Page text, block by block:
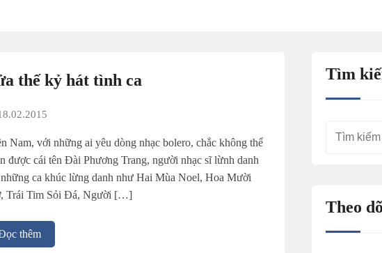
thế kỷ hát tình ca
Nam, với những ai yêu dòng nhạc bolero, chắc không thể
được cái tên Đài Phương Trang, người nhạc sĩ lừnh danh
ca khúc lừng danh như Hai Mùa Noel, Hoa Mười
Trái Tim Sỏi Đá, Người […]
thêm
Tìm
Theo